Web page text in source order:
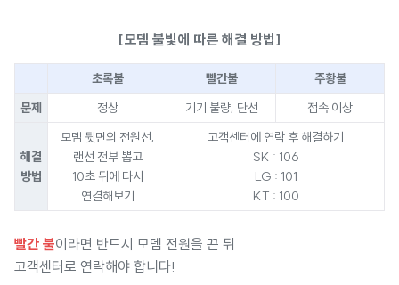
[모뎀 불빛에 따른 해결 방법]
초록불 빨간불
주황불
문제
정상 기기 불량, 단선 접속 이상
해결
방법
모뎀 뒷면의 전원선,
랜선 전부 뽑고
10초 뒤에 다시
연결해보기
고객센터에 연락 후 해결하기
SK : 106
LG : 101
KT : 100
빨간 불이라면 반드시 모뎀 전원을 끈 뒤
고객센터로 연락해야 합니다!